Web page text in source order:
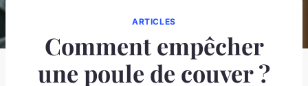
ARTICLES
Comment empêcher
une poule de couver ?